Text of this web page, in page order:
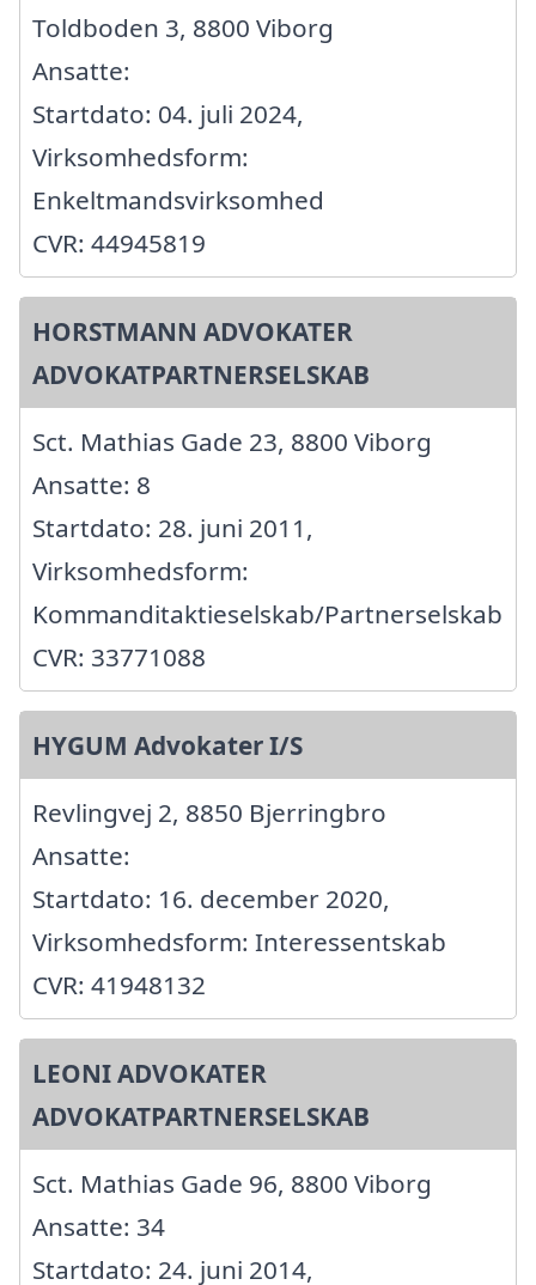
Toldboden 3, 8800 Viborg
Ansatte:
Startdato: 04. juli 2024,
Virksomhedsform:
Enkeltmandsvirksomhed
CVR: 44945819
HORSTMANN ADVOKATER
ADVOKATPARTNERSELSKAB
Sct. Mathias Gade 23, 8800 Viborg
Ansatte: 8
Startdato: 28. juni 2011,
Virksomhedsform:
Kommanditaktieselskab/Partnerselskab
CVR: 33771088
HYGUM Advokater I/S
Revlingvej 2, 8850 Bjerringbro
Ansatte:
Startdato: 16. december 2020,
Virksomhedsform: Interessentskab
CVR: 41948132
LEONI ADVOKATER
ADVOKATPARTNERSELSKAB
Sct. Mathias Gade 96, 8800 Viborg
Ansatte: 34
Startdato: 24. juni 2014,